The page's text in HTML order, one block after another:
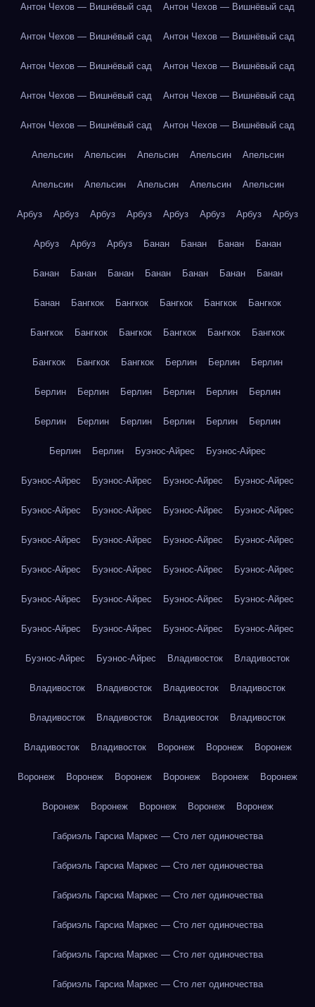
Антон Чехов — Вишнёвый сад Антон Чехов — Вишнёвый сад
Антон Чехов — Вишнёвый сад Антон Чехов — Вишнёвый сад
Антон Чехов — Вишнёвый сад Антон Чехов — Вишнёвый сад
Антон Чехов — Вишнёвый сад Антон Чехов — Вишнёвый сад
Антон Чехов — Вишнёвый сад Антон Чехов — Вишнёвый сад
Апельсин Апельсин Апельсин Апельсин Апельсин
Апельсин Апельсин Апельсин Апельсин Апельсин
Арбуз Арбуз Арбуз Арбуз Арбуз Арбуз Арбуз Арбуз
Арбуз Арбуз Арбуз Банан Банан Банан Банан
Банан Банан Банан Банан Банан Банан Банан
Банан Бангкок Бангкок Бангкок Бангкок Бангкок
Бангкок Бангкок Бангкок Бангкок Бангкок Бангкок
Бангкок Бангкок Бангкок Берлин Берлин Берлин
Берлин Берлин Берлин Берлин Берлин Берлин
Берлин Берлин Берлин Берлин Берлин Берлин
Берлин Берлин Буэнос-Айрес Буэнос-Айрес
Буэнос-Айрес Буэнос-Айрес Буэнос-Айрес Буэнос-Айрес
Буэнос-Айрес Буэнос-Айрес Буэнос-Айрес Буэнос-Айрес
Буэнос-Айрес Буэнос-Айрес Буэнос-Айрес Буэнос-Айрес
Буэнос-Айрес Буэнос-Айрес Буэнос-Айрес Буэнос-Айрес
Буэнос-Айрес Буэнос-Айрес Буэнос-Айрес Буэнос-Айрес
Буэнос-Айрес Буэнос-Айрес Буэнос-Айрес Буэнос-Айрес
Буэнос-Айрес Буэнос-Айрес Владивосток Владивосток
Владивосток Владивосток Владивосток Владивосток
Владивосток Владивосток Владивосток Владивосток
Владивосток Владивосток Воронеж Воронеж Воронеж
Воронеж Воронеж Воронеж Воронеж Воронеж Воронеж
Воронеж Воронеж Воронеж Воронеж Воронеж
Габриэль Гарсиа Маркес — Сто лет одиночества
Габриэль Гарсиа Маркес — Сто лет одиночества
Габриэль Гарсиа Маркес — Сто лет одиночества
Габриэль Гарсиа Маркес — Сто лет одиночества
Габриэль Гарсиа Маркес — Сто лет одиночества
Габриэль Гарсиа Маркес — Сто лет одиночества